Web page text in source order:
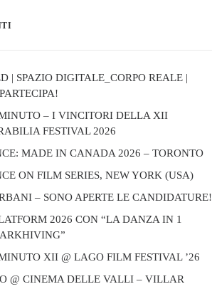
| SPAZIO DIGITALE_CORPO REALE |
– I VINCITORI DELLA XII
FESTIVAL 2026
MADE IN CANADA 2026 – TORONTO
ON FILM SERIES, NEW YORK (USA)
– SONO APERTE LE CANDIDATURE!
2026 CON “LA DANZA IN 1
XII @ LAGO FILM FESTIVAL ’26
@ CINEMA DELLE VALLI – VILLAR